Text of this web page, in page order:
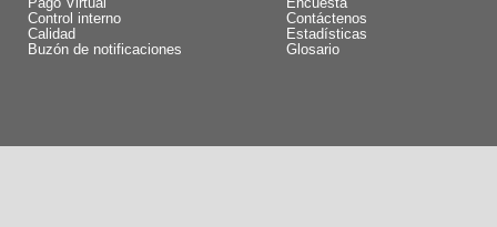
Pago Virtual
Control interno
Calidad
Buzón de notificaciones
Encuesta
Contáctenos
Estadísticas
Glosario